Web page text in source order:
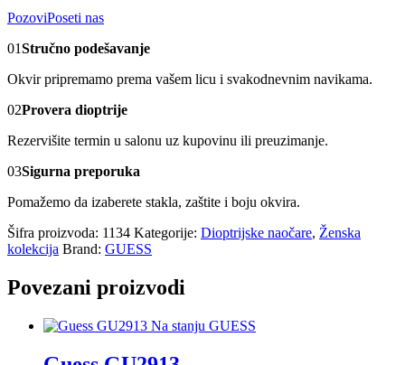
PozoviPoseti nas
01Stručno podešavanje
Okvir pripremamo prema vašem licu i svakodnevnim navikama.
02Provera dioptrije
Rezervišite termin u salonu uz kupovinu ili preuzimanje.
03Sigurna preporuka
Pomažemo da izaberete stakla, zaštite i boju okvira.
Šifra proizvoda: 1134 Kategorije: Dioptrijske naočare, Ženska
kolekcija Brand: GUESS
Povezani proizvodi
Na stanju GUESS